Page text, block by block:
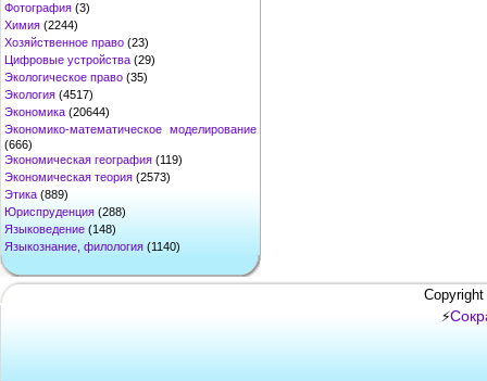
Фотография (3)
Химия (2244)
Хозяйственное право (23)
Цифровые устройства (29)
Экологическое право (35)
Экология (4517)
Экономика (20644)
Экономико-математическое моделирование
(666)
Экономическая география (119)
Экономическая теория (2573)
Этика (889)
Юриспруденция (288)
Языковедение (148)
Языкознание, филология (1140)
⚡